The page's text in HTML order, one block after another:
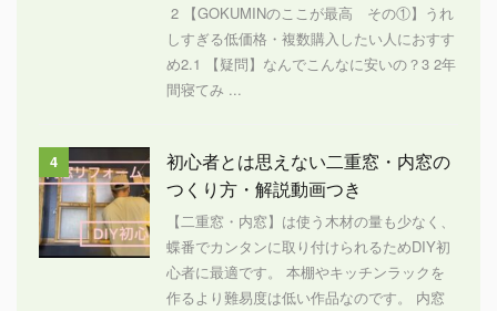
2 【GOKUMINのここが最高 その①】うれ
しすぎる低価格・複数購入したい人におすす
め2.1 【疑問】なんでこんなに安いの？3 2年
間寝てみ ...
4
初心者とは思えない二重窓・内窓の
つくり方・解説動画つき
【二重窓・内窓】は使う木材の量も少なく、
蝶番でカンタンに取り付けられるためDIY初
心者に最適です。 本棚やキッチンラックを
作るより難易度は低い作品なのです。 内窓